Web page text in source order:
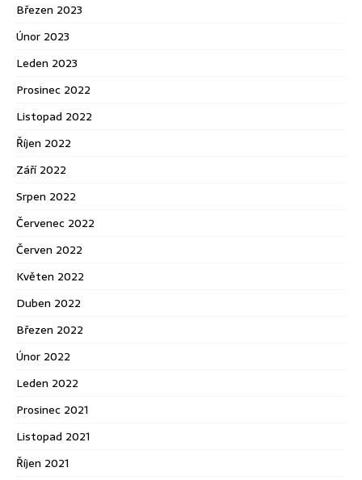
Březen 2023
Únor 2023
Leden 2023
Prosinec 2022
Listopad 2022
Říjen 2022
Září 2022
Srpen 2022
Červenec 2022
Červen 2022
Květen 2022
Duben 2022
Březen 2022
Únor 2022
Leden 2022
Prosinec 2021
Listopad 2021
Říjen 2021